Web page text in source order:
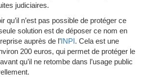
judiciaires.
qu’il n’est pas possible de protéger ce
solution est de déposer ce nom en
auprès de l’INPI. Cela est une
200 euros, qui permet de protéger le
qu’il ne retombe dans l’usage public